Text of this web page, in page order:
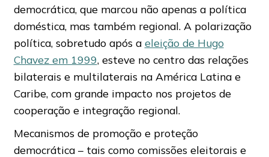
democrática, que marcou não apenas a política
doméstica, mas também regional. A polarização
política, sobretudo após a eleição de Hugo
Chavez em 1999, esteve no centro das relações
bilaterais e multilaterais na América Latina e
Caribe, com grande impacto nos projetos de
cooperação e integração regional.
Mecanismos de promoção e proteção
democrática – tais como comissões eleitorais e